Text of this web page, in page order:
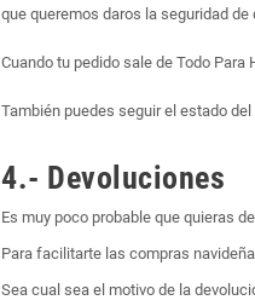
que queremos daros la seguridad
Cuando tu pedido sale de Todo
También puedes seguir el estado
4.- Devoluciones
Es muy poco probable que quieras
Para facilitarte las compras
Sea cual sea el motivo de la